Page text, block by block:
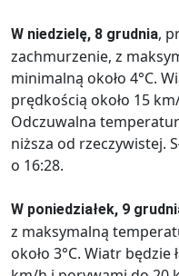
W niedzielę, 8 grudnia,
zachmurzenie, z
minimalną około 4°C.
prędkością około 15
Odczuwalna
niższa od rzeczywistej.
o 16:28.
W poniedziałek, 9
z maksymalną
około 3°C. Wiatr będzie